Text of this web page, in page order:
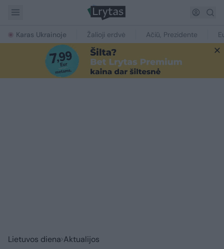
Karas Ukrainoje Žalioji erdvė Ačiū, Prezidente
Lietuvos diena Aktualijos